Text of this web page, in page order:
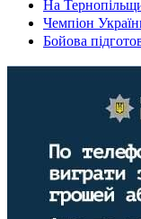
На
Чемпіон
Бойова